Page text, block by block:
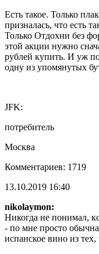
Есть такое. Только
призналась, что есть
Только Отдохни без
этой акции нужно
рублей купить. И уж
одну из упомянутых
JFK:
потребитель
Москва
Комментариев: 1719
13.10.2019 16:40
nikolaymon:
Никогда не понимал,
- по мне просто
испанское вино из